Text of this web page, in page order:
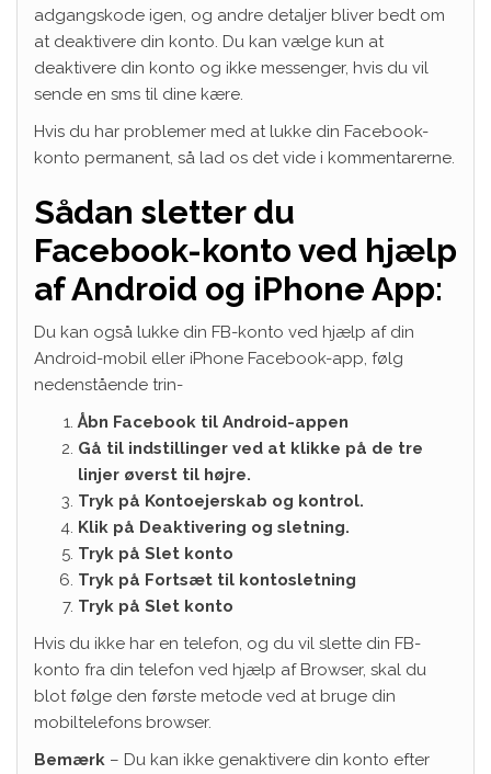
adgangskode igen, og andre detaljer bliver bedt om
at deaktivere din konto. Du kan vælge kun at
deaktivere din konto og ikke messenger, hvis du vil
sende en sms til dine kære.
Hvis du har problemer med at lukke din Facebook-
konto permanent, så lad os det vide i kommentarerne.
Sådan sletter du
Facebook-konto ved hjælp
af Android og iPhone App:
Du kan også lukke din FB-konto ved hjælp af din
Android-mobil eller iPhone Facebook-app, følg
nedenstående trin-
Åbn Facebook til Android-appen
Gå til indstillinger ved at klikke på de tre
linjer øverst til højre.
Tryk på Kontoejerskab og kontrol.
Klik på Deaktivering og sletning.
Tryk på Slet konto
Tryk på Fortsæt til kontosletning
Tryk på Slet konto
Hvis du ikke har en telefon, og du vil slette din FB-
konto fra din telefon ved hjælp af Browser, skal du
blot følge den første metode ved at bruge din
mobiltelefons browser.
Bemærk – Du kan ikke genaktivere din konto efter